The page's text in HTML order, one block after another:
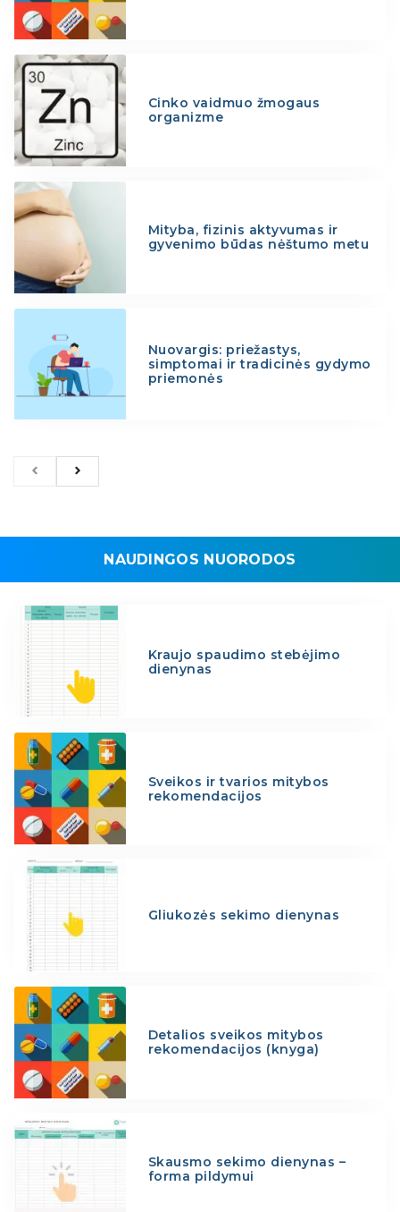
Cinko vaidmuo žmogaus
organizme
Mityba, fizinis aktyvumas ir
gyvenimo būdas nėštumo metu
Nuovargis: priežastys,
simptomai ir tradicinės gydymo
priemonės
NAUDINGOS NUORODOS
Kraujo spaudimo stebėjimo
dienynas
Sveikos ir tvarios mitybos
rekomendacijos
Gliukozės sekimo dienynas
Detalios sveikos mitybos
rekomendacijos (knyga)
Skausmo sekimo dienynas –
forma pildymui